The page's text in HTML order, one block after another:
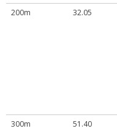
200m
32.05
300m
51.40